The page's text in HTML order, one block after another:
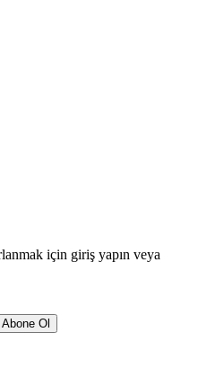
için giriş yapın veya
Abone Ol